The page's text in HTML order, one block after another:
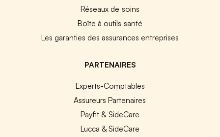
Réseaux de soins
Boîte à outils santé
Les garanties des assurances entreprises
PARTENAIRES
Experts-Comptables
Assureurs Partenaires
Payfit & SideCare
Lucca & SideCare